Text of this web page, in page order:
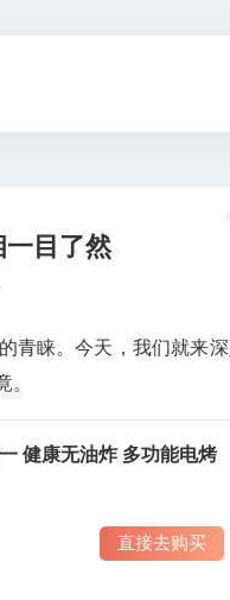
目了然
青睐。今天，我们就来
健康无油炸 多功能电烤
直接去购买